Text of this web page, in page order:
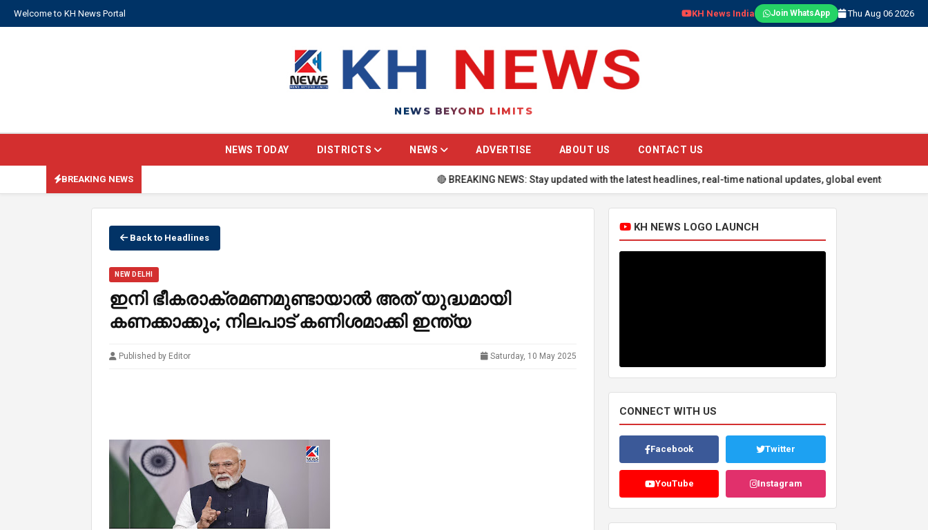
Welcome to KH News Portal KH News India Join WhatsApp Thu Aug 06 2026
NEWS BEYOND LIMITS
NEWS TODAY DISTRICTS NEWS ADVERTISE ABOUT US CONTACT US
BREAKING NEWS 🔴 BREAKING NEWS: Stay updated with the latest headlines, real-time national updates, global events, sports
Back to Headlines
NEW DELHI
ഇനി ഭീകരാക്രമണമുണ്ടായാൽ അത് യുദ്ധമായി
കണക്കാക്കും; നിലപാട് കണിശമാക്കി ഇന്ത്യ
Published by Editor Saturday, 10 May 2025
KH NEWS LOGO LAUNCH
CONNECT WITH US
Facebook Twitter
YouTube Instagram